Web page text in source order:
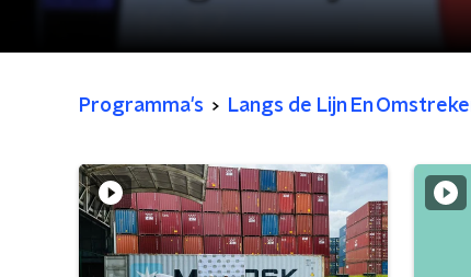
Programma's Langs de Lijn En